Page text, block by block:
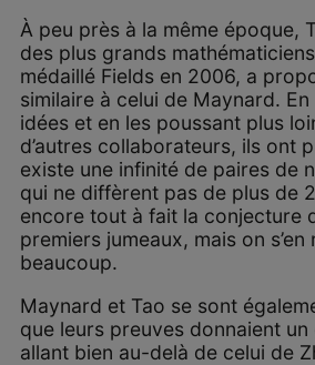
À peu près à la même époque,
des plus grands
médaillé Fields en 2006, a
similaire à celui de Maynard.
idées et en les poussant plus
d’autres collaborateurs, ils ont
existe une infinité de paires de
qui ne diffèrent pas de plus de
encore tout à fait la conjecture
premiers jumeaux, mais on
beaucoup.
Maynard et Tao se sont
que leurs preuves donnaient
allant bien au-delà de celui de